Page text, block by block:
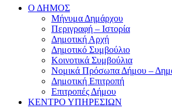
Ο ΔΗΜΟΣ
Μήνυμα Δημάρχου
Περιγραφή – Ιστορία
Δημοτική Αρχή
Δημοτικό Συμβούλιο
Κοινοτικά Συμβούλια
Νομικά Πρόσωπα Δήμου –
Δημοτική Επιτροπή
Επιτροπές Δήμου
ΚΕΝΤΡΟ ΥΠΗΡΕΣΙΩΝ